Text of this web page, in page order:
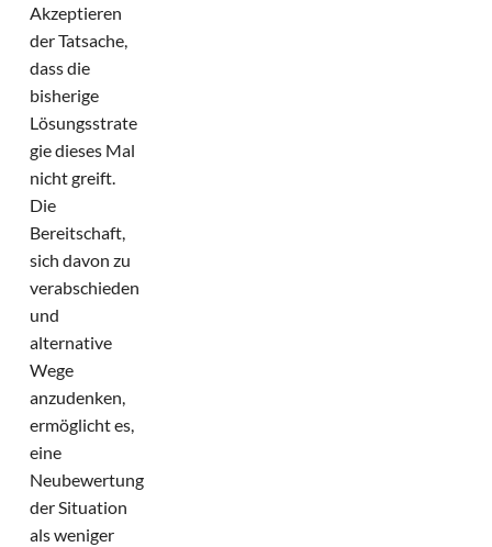
Akzeptieren
der Tatsache,
dass die
bisherige
Lösungsstrate
gie dieses Mal
nicht greift.
Die
Bereitschaft,
sich davon zu
verabschieden
und
alternative
Wege
anzudenken,
ermöglicht es,
eine
Neubewertung
der Situation
als weniger